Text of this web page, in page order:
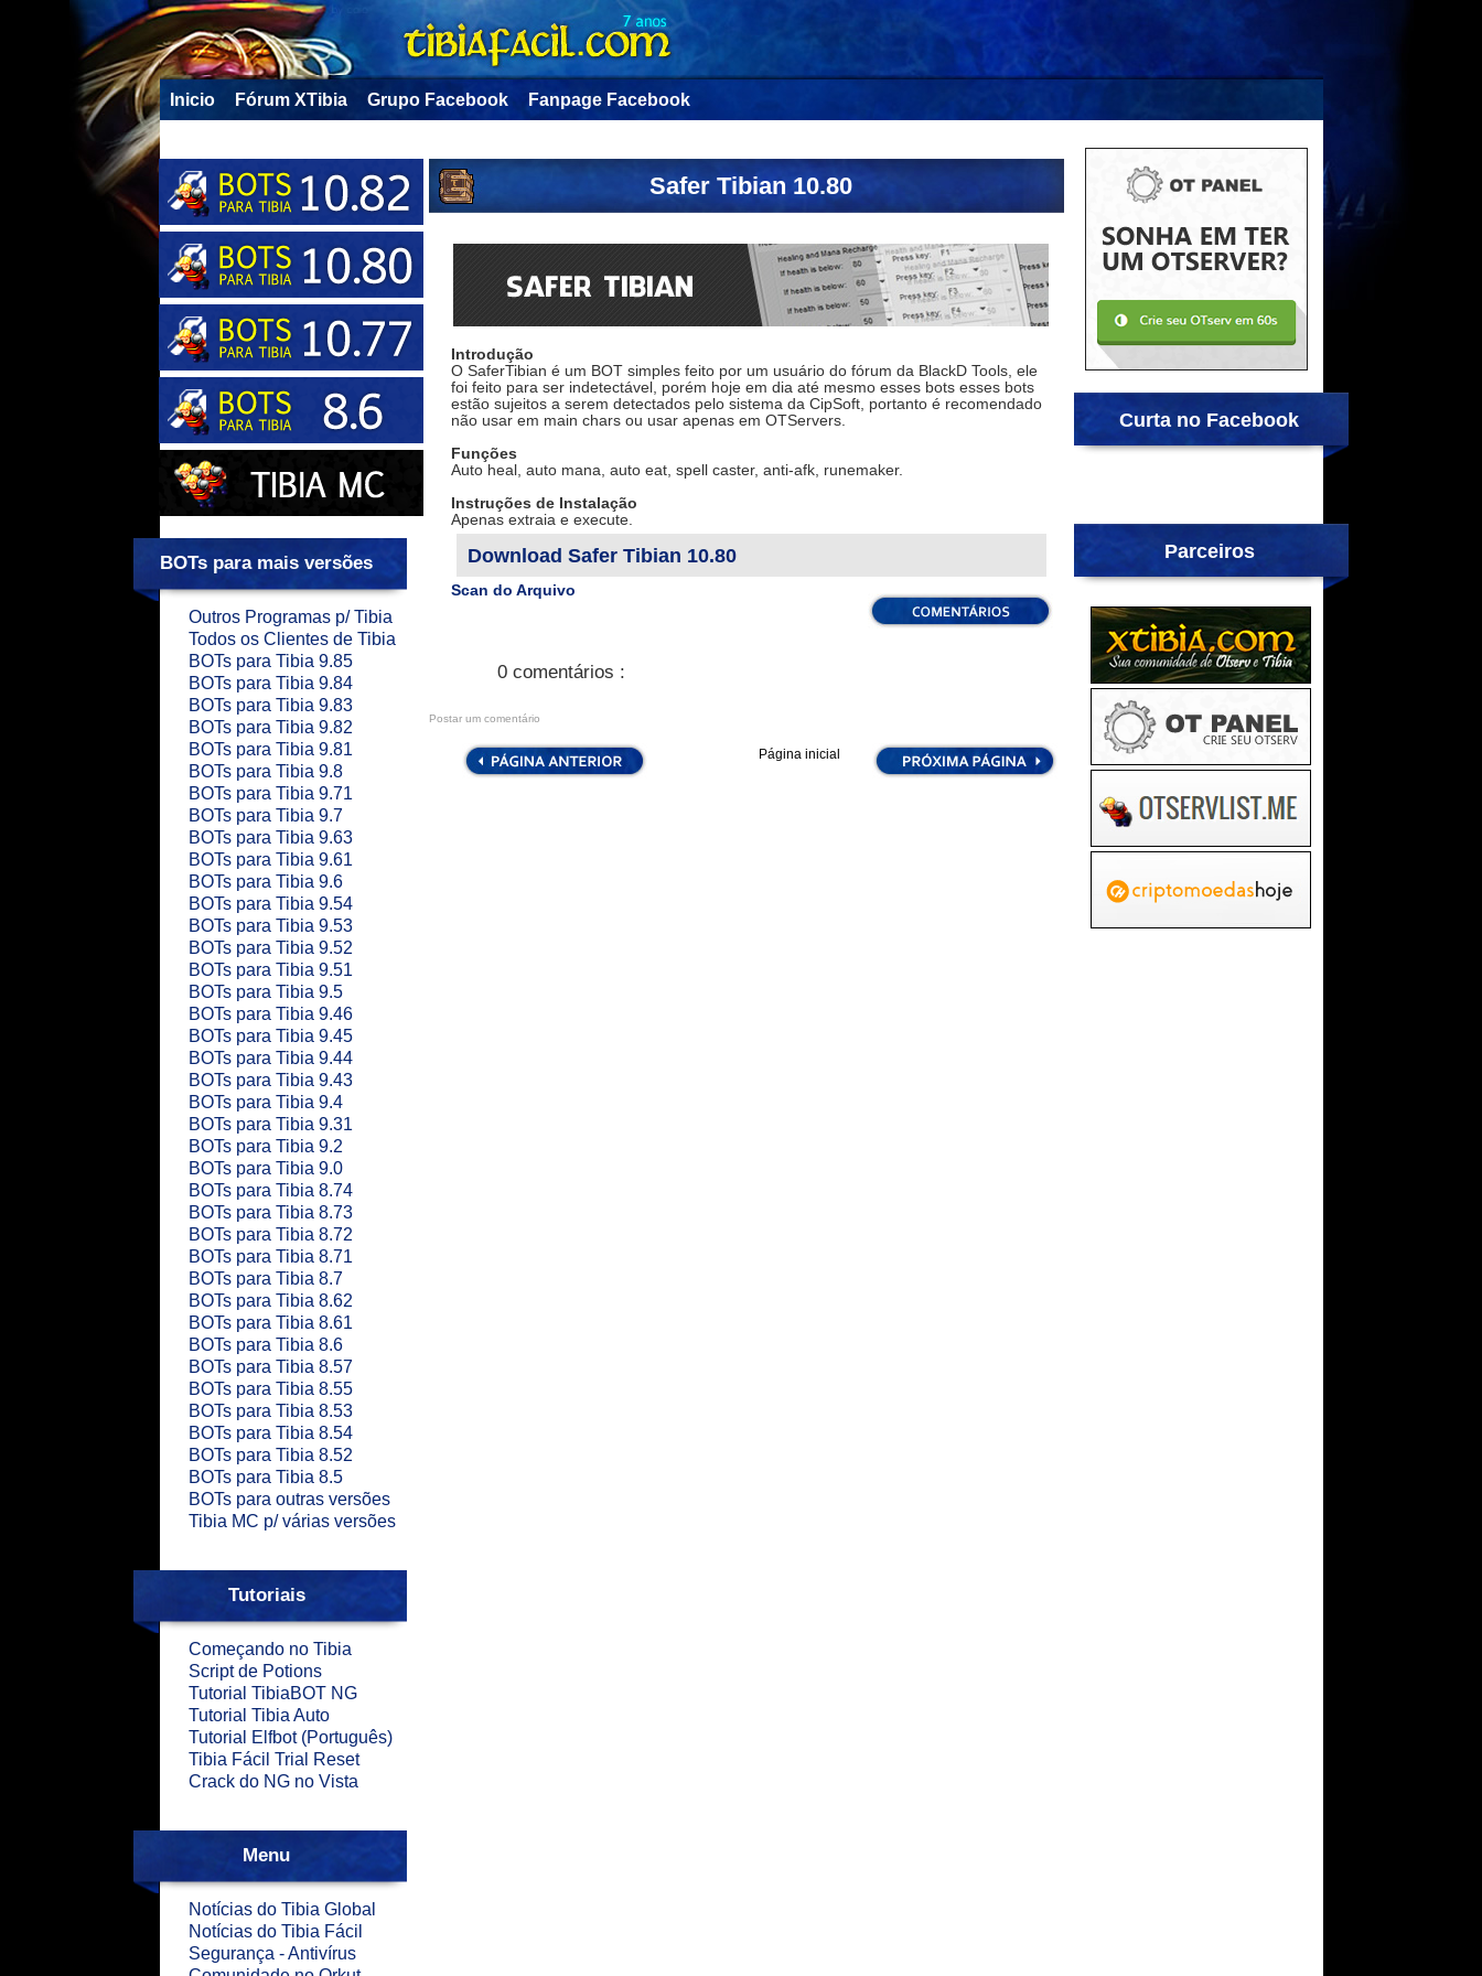
Inicio Fórum XTibia Grupo Facebook Fanpage Facebook
BOTs para mais versões
Outros Programas p/ Tibia
Todos os Clientes de Tibia
BOTs para Tibia 9.85
BOTs para Tibia 9.84
BOTs para Tibia 9.83
BOTs para Tibia 9.82
BOTs para Tibia 9.81
BOTs para Tibia 9.8
BOTs para Tibia 9.71
BOTs para Tibia 9.7
BOTs para Tibia 9.63
BOTs para Tibia 9.61
BOTs para Tibia 9.6
BOTs para Tibia 9.54
BOTs para Tibia 9.53
BOTs para Tibia 9.52
BOTs para Tibia 9.51
BOTs para Tibia 9.5
BOTs para Tibia 9.46
BOTs para Tibia 9.45
BOTs para Tibia 9.44
BOTs para Tibia 9.43
BOTs para Tibia 9.4
BOTs para Tibia 9.31
BOTs para Tibia 9.2
BOTs para Tibia 9.0
BOTs para Tibia 8.74
BOTs para Tibia 8.73
BOTs para Tibia 8.72
BOTs para Tibia 8.71
BOTs para Tibia 8.7
BOTs para Tibia 8.62
BOTs para Tibia 8.61
BOTs para Tibia 8.6
BOTs para Tibia 8.57
BOTs para Tibia 8.55
BOTs para Tibia 8.53
BOTs para Tibia 8.54
BOTs para Tibia 8.52
BOTs para Tibia 8.5
BOTs para outras versões
Tibia MC p/ várias versões
Tutoriais
Começando no Tibia
Script de Potions
Tutorial TibiaBOT NG
Tutorial Tibia Auto
Tutorial Elfbot (Português)
Tibia Fácil Trial Reset
Crack do NG no Vista
Menu
Notícias do Tibia Global
Notícias do Tibia Fácil
Segurança - Antivírus
Safer Tibian 10.80
Introdução
O SaferTibian é um BOT simples feito por um usuário do fórum da BlackD Tools, ele
foi feito para ser indetectável, porém hoje em dia até mesmo esses bots esses bots
estão sujeitos a serem detectados pelo sistema da CipSoft, portanto é recomendado
não usar em main chars ou usar apenas em OTServers.
Funções
Auto heal, auto mana, auto eat, spell caster, anti-afk, runemaker.
Instruções de Instalação
Apenas extraia e execute.
Download Safer Tibian 10.80
Scan do Arquivo
0 comentários :
Postar um comentário
Página inicial
Curta no Facebook
Parceiros